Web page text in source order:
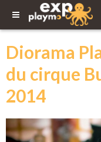
Diorama
du cirque
2014